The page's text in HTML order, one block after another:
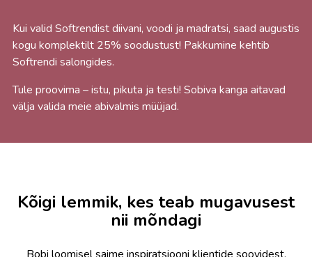
Kui valid Softrendist diivani, voodi ja madratsi, saad augustis
kogu komplektilt 25% soodustust! Pakkumine kehtib
Softrendi salongides.
Tule proovima – istu, pikuta ja testi! Sobiva kanga aitavad
välja valida meie abivalmis müüjad.
Kõigi lemmik, kes teab mugavusest
nii mõndagi
Bobi loomisel saime inspiratsiooni klientide soovidest.